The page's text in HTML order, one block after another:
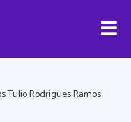
Tulio Rodrigues Ramos